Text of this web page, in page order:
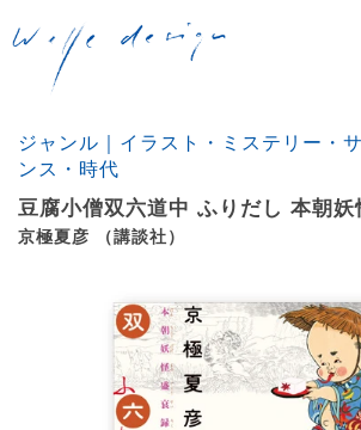
ジャンル｜イラスト・ミステリー・
ンス・時代
豆腐小僧双六道中 ふりだし 本朝妖
京極夏彦 （講談社）